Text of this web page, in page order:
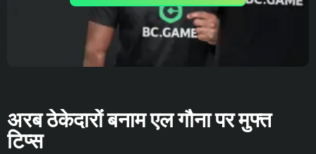
अरब ठेकेदारों बनाम एल गौना पर मुफ्त
टिप्स